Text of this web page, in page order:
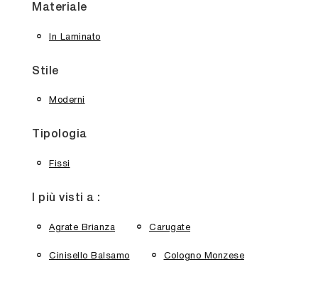
Materiale
In Laminato
Stile
Moderni
Tipologia
Fissi
I più visti a :
Agrate Brianza Carugate
Cinisello Balsamo Cologno Monzese